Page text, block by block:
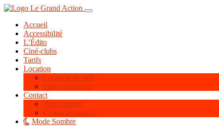
Aller
contenu
principal
Toggle navigation
Accueil
Accessibilité
L’Édito
Ciné-clubs
Tarifs
Location
Location de salle
Post-production
Contact
Nous trouver
Contactez-nous !
Mode Sombre